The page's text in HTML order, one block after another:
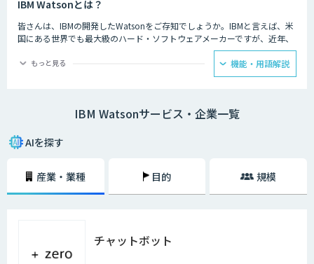
IBM Watsonとは？
皆さんは、IBMの開発したWatsonをご存知でしょうか。IBMと言えば、米
国にある世界でも最大級のハード・ソフトウェアメーカーですが、近年、
AI・人工知能開発のリーディングカンパニーとなっています。
IBM Watsonは、ビジネスシステムにAIを活用し、銀行や医療などの専門
て「3層のAIモデルによって効率的に学習できる点」が挙げられるでしょ
う。Watsonは、自然言語の解析を行う「ベースAI型モデル層」、業界特有
た学習によって適切な知見を見出す「企業個別モデル層」の3層で構成さ
もっと見る 機能・用語解説
IBM Watsonサービス・企業一覧
AIを探す
産業・業種 目的 規模
チャットボット